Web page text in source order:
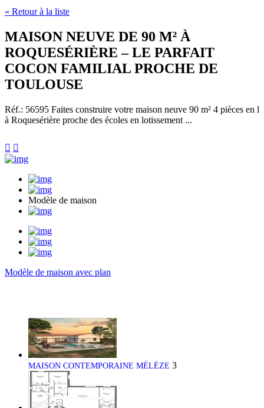
« Retour à la liste
MAISON NEUVE DE 90 M² À
ROQUESÉRIÈRE – LE PARFAIT
COCON FAMILIAL PROCHE DE
TOULOUSE
Réf.: 56595 Faites construire votre maison neuve 90 m² 4 pièces en l
à Roquesérière proche des écoles en lotissement ...
 
Modèle de maison
Modèle de maison avec plan
MAISON CONTEMPORAINE MÉLÈZE 3